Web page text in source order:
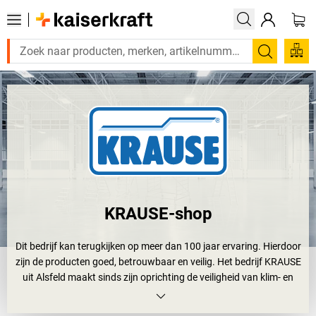
Zoeken
KRAUSE-shop
Dit bedrijf kan terugkijken op meer dan 100 jaar ervaring. Hierdoor
zijn de producten goed, betrouwbaar en veilig. Het bedrijf KRAUSE
uit Alsfeld maakt sinds zijn oprichting de veiligheid van klim- en
steigersystemen tot een speerpunt. Met de klimhulpen van